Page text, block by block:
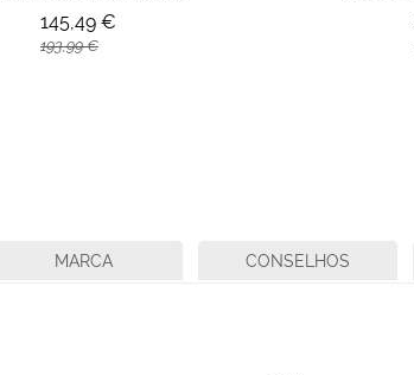
145,49 €
193,99 €
MARCA CONSELHOS